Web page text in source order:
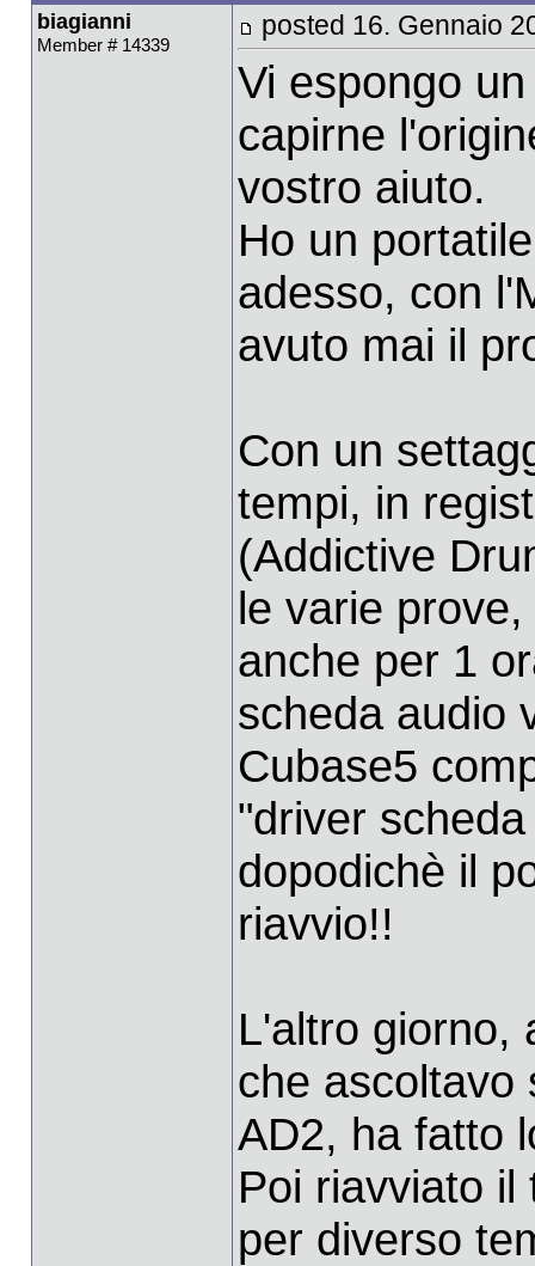
biagianni
Member # 14339
posted 16. Gennaio
Vi espongo
capirne
vostro aiuto.
Ho un
adesso, con
avuto mai il
Con un
tempi, in
(Addictive
le varie
anche per 1
scheda audio
Cubase5
"driver
dopodichè il
riavvio!!
L'altro giorno,
che ascoltavo
AD2, ha fatto
Poi riavviato
per diverso